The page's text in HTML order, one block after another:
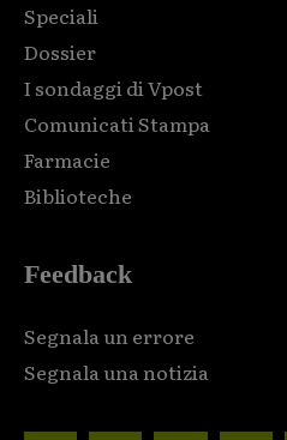
Speciali
Dossier
I sondaggi di Vpost
Comunicati Stampa
Farmacie
Biblioteche
Feedback
Segnala un errore
Segnala una notizia